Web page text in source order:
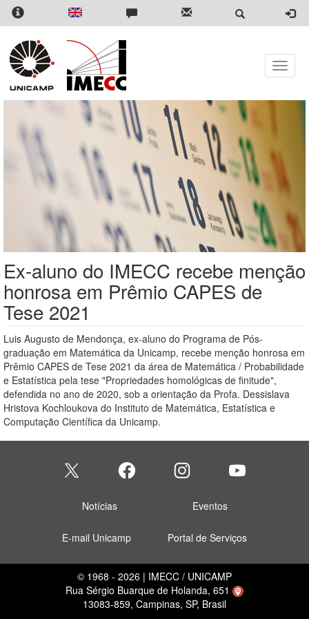
Pular
para
conteúdo
principal
Toggle
Ex-aluno do IMECC recebe menção
honrosa em Prêmio CAPES de
Tese 2021
Luis Augusto de Mendonça, ex-aluno do Programa de Pós-
graduação em Matemática da Unicamp, recebe menção honrosa em
Prêmio CAPES de Tese 2021 da área de Matemática / Probabilidade
e Estatística pela tese "Propriedades homológicas de finitude",
defendida no ano de 2020, sob a orientação da Profa. Dessislava
Hristova Kochloukova do Instituto de Matemática, Estatística e
Computação Científica da Unicamp.
Notícias Eventos
E-mail Unicamp Portal de Serviços
© 1968 - 2026 | IMECC / UNICAMP
Rua Sérgio Buarque de Holanda, 651
13083-859, Campinas, SP, Brasil